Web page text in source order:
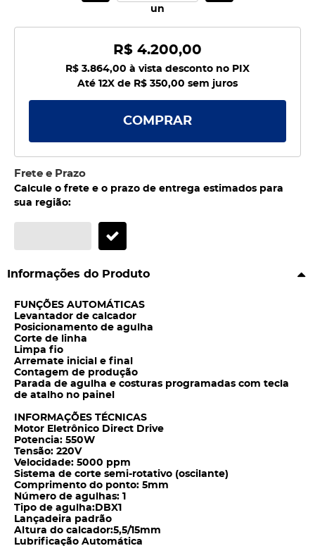
un
R$ 4.200,00
R$ 3.864,00 à vista desconto no PIX
Até 12X de R$ 350,00 sem juros
COMPRAR
Frete e Prazo
Calcule o frete e o prazo de entrega estimados para
sua região:
Informações do Produto
FUNÇÕES AUTOMÁTICAS
Levantador de calcador
Posicionamento de agulha
Corte de linha
Limpa fio
Arremate inicial e final
Contagem de produção
Parada de agulha e costuras programadas com tecla
de atalho no painel
INFORMAÇÕES TÉCNICAS
Motor Eletrônico Direct Drive
Potencia: 550W
Tensão: 220V
Velocidade: 5000 ppm
Sistema de corte semi-rotativo (oscilante)
Comprimento do ponto: 5mm
Número de agulhas: 1
Tipo de agulha:DBX1
Lançadeira padrão
Altura do calcador:5,5/15mm
Lubrificação Automática